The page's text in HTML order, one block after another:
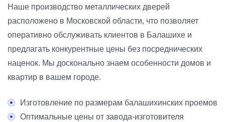
Наше производство металлических дверей
расположено в Московской области, что позволяет
оперативно обслуживать клиентов в Балашихе и
предлагать конкурентные цены без посреднических
наценок. Мы досконально знаем особенности домов и
квартир в вашем городе.
Изготовление по размерам балашихинских проемов
Оптимальные цены от завода-изготовителя